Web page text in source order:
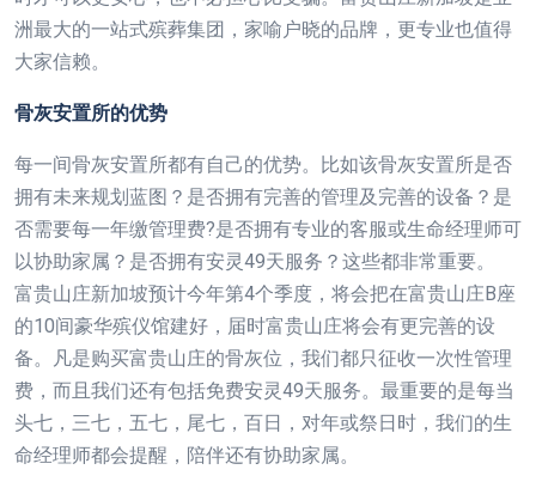
洲最大的一站式殡葬集团，家喻户晓的品牌，更专业也值得
大家信赖。
骨灰安置所的优势
每一间骨灰安置所都有自己的优势。比如该骨灰安置所是否
拥有未来规划蓝图？是否拥有完善的管理及完善的设备？是
否需要每一年缴管理费?是否拥有专业的客服或生命经理师可
以协助家属？是否拥有安灵49天服务？这些都非常重要。
富贵山庄新加坡预计今年第4个季度，将会把在富贵山庄B座
的10间豪华殡仪馆建好，届时富贵山庄将会有更完善的设
备。凡是购买富贵山庄的骨灰位，我们都只征收一次性管理
费，而且我们还有包括免费安灵49天服务。最重要的是每当
头七，三七，五七，尾七，百日，对年或祭日时，我们的生
命经理师都会提醒，陪伴还有协助家属。